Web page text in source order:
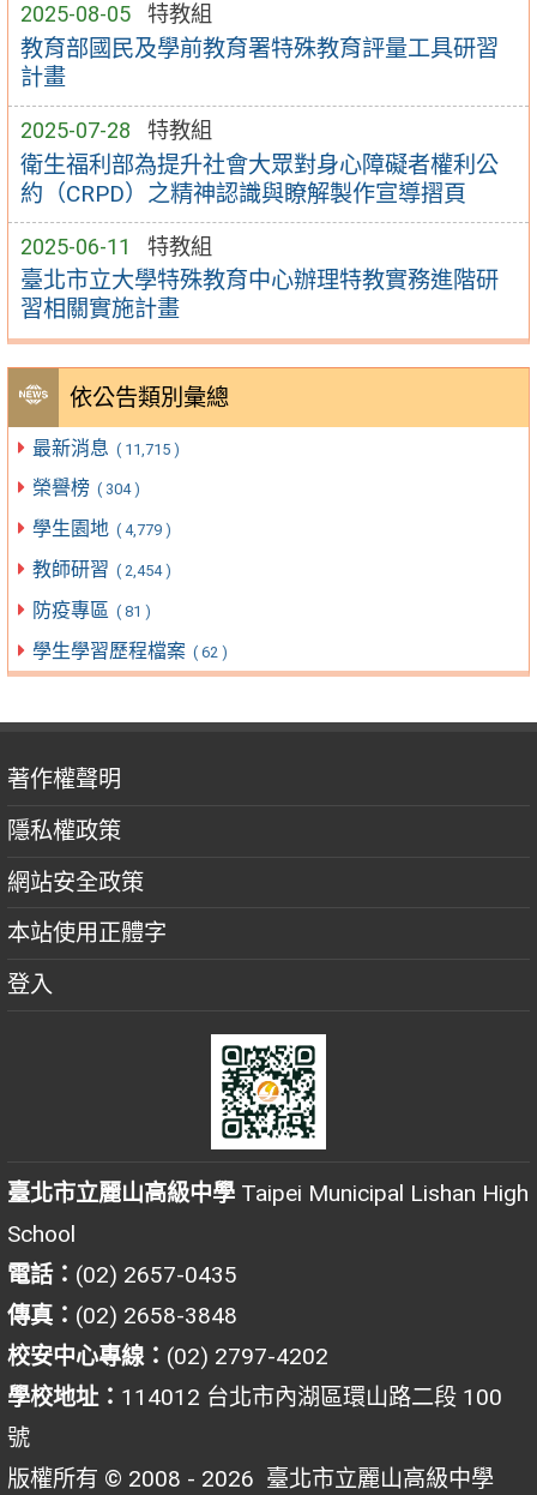
2025-08-05 特教組
教育部國民及學前教育署特殊教育評量工具研習
計畫
2025-07-28 特教組
衛生福利部為提升社會大眾對身心障礙者權利公
約（CRPD）之精神認識與瞭解製作宣導摺頁
2025-06-11 特教組
臺北市立大學特殊教育中心辦理特教實務進階研
習相關實施計畫
依公告類別彙總
最新消息 ( 11,715 )
榮譽榜 ( 304 )
學生園地 ( 4,779 )
教師研習 ( 2,454 )
防疫專區 ( 81 )
學生學習歷程檔案 ( 62 )
著作權聲明
隱私權政策
網站安全政策
本站使用正體字
登入
臺北市立麗山高級中學 Taipei Municipal Lishan High
School
電話： (02) 2657-0435
傳真： (02) 2658-3848
校安中心專線： (02) 2797-4202
學校地址： 114012 台北市內湖區環山路二段 100
號
版權所有 © 2008 - 2026 臺北市立麗山高級中學